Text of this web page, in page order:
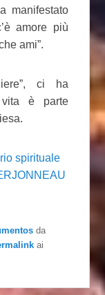
manifestato
amore più
ami”.
ci ha
è parte
spirituale
da
ai